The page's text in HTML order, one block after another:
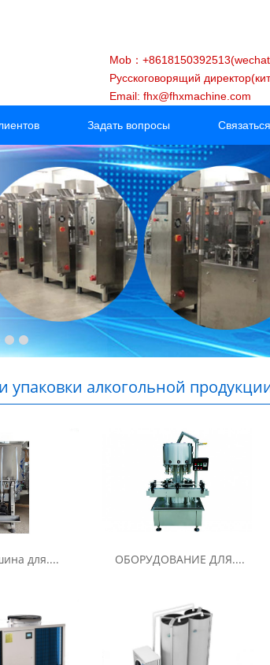
Mob：
Русскоговорящий
Email: fhx@fhxmachine.com
Задать вопросы
упаковки алкогольной
для.... ОБОРУДОВАНИЕ ДЛЯ....